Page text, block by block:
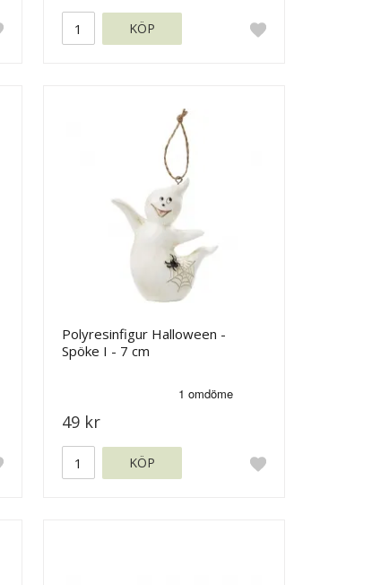
KÖP
Polyresinfigur Halloween -
Spöke I - 7 cm
49 kr
KÖP